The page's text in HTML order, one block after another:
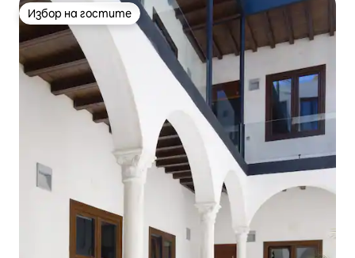
Избор на гостите
Избор на гостите